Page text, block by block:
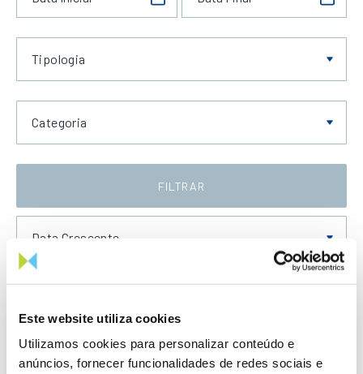
Este website utiliza cookies
Utilizamos cookies para personalizar conteúdo e
anúncios, fornecer funcionalidades de redes sociais e
Tipologia
Categoria
FILTRAR
Data Crescente
410.91 Kb
Eletroprodutor da semana 20 de
2021